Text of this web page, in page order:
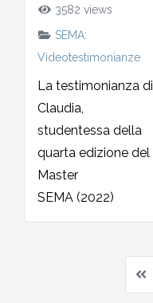
3582 views
SEMA:
Videotestimonianze
La testimonianza di
Claudia,
studentessa della
quarta edizione del
Master
SEMA (2022)